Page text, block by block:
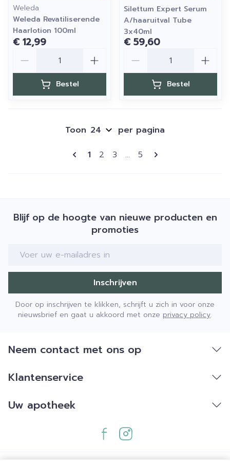
Weleda
Weleda Revatiliserende
Haarlotion 100ml
€ 12,99
Bestel
Silettum Expert Serum
A/haaruitval Tube
3x40ml
€ 59,60
Bestel
Pagina's
U lees momenteel pagina
1 Pagina
2 Pagina
3 ... Pagina
5
Toon per pagina
Blijf op de hoogte van nieuwe producten en
promoties
E-mail adres
Inschrijven
Door op inschrijven te klikken, schrijft u zich in voor onze
nieuwsbrief en gaat u akkoord met onze privacy policy.
Neem contact met ons op
Klantenservice
Uw apotheek